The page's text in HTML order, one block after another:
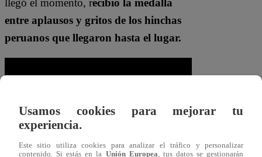
llegó el momento, recibió la medalla
entre aplausos y gritos de los hinchas
peruanos que llegaron hasta el lugar.
Usamos cookies para mejorar tu
experiencia.
Este sitio utiliza cookies para analizar el tráfico y personalizar
contenido. Si estás en la Unión Europea, tus datos se gestionarán